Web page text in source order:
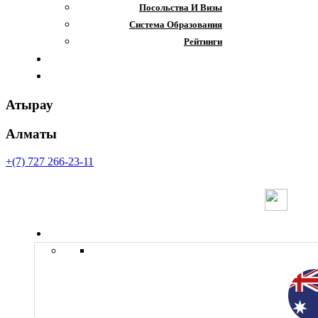
Посольства И Визы
Система Образования
Рейтинги
Атырау
Алматы
+(7) 727 266-23-11